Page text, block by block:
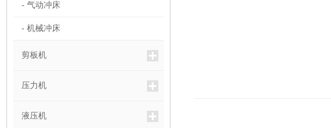
- 气动冲床
- 机械冲床
剪板机
压力机
液压机